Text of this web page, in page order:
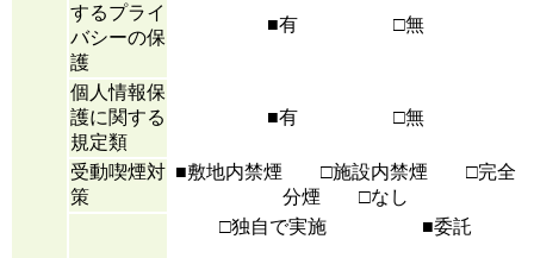
するプライ
バシーの保
護
■有 □無
個人情報保
護に関する
規定類
■有 □無
受動喫煙対
策
■敷地内禁煙 □施設内禁煙 □完全
分煙 □なし
□独自で実施 ■委託